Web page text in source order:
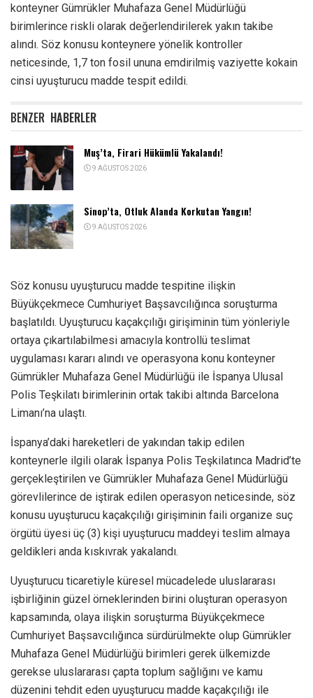
konteyner Gümrükler Muhafaza Genel Müdürlüğü
birimlerince riskli olarak değerlendirilerek yakın takibe
alındı. Söz konusu konteynere yönelik kontroller
neticesinde, 1,7 ton fosil ununa emdirilmiş vaziyette kokain
cinsi uyuşturucu madde tespit edildi.
BENZER HABERLER
Muş’ta, Firari Hükümlü Yakalandı!
9 AĞUSTOS 2026
Sinop’ta, Otluk Alanda Korkutan Yangın!
9 AĞUSTOS 2026
Söz konusu uyuşturucu madde tespitine ilişkin
Büyükçekmece Cumhuriyet Başsavcılığınca soruşturma
başlatıldı. Uyuşturucu kaçakçılığı girişiminin tüm yönleriyle
ortaya çıkartılabilmesi amacıyla kontrollü teslimat
uygulaması kararı alındı ve operasyona konu konteyner
Gümrükler Muhafaza Genel Müdürlüğü ile İspanya Ulusal
Polis Teşkilatı birimlerinin ortak takibi altında Barcelona
Limanı’na ulaştı.
İspanya’daki hareketleri de yakından takip edilen
konteynerle ilgili olarak İspanya Polis Teşkilatınca Madrid’te
gerçekleştirilen ve Gümrükler Muhafaza Genel Müdürlüğü
görevlilerince de iştirak edilen operasyon neticesinde, söz
konusu uyuşturucu kaçakçılığı girişiminin faili organize suç
örgütü üyesi üç (3) kişi uyuşturucu maddeyi teslim almaya
geldikleri anda kıskıvrak yakalandı.
Uyuşturucu ticaretiyle küresel mücadelede uluslararası
işbirliğinin güzel örneklerinden birini oluşturan operasyon
kapsamında, olaya ilişkin soruşturma Büyükçekmece
Cumhuriyet Başsavcılığınca sürdürülmekte olup Gümrükler
Muhafaza Genel Müdürlüğü birimleri gerek ülkemizde
gerekse uluslararası çapta toplum sağlığını ve kamu
düzenini tehdit eden uyuşturucu madde kaçakçılığı ile